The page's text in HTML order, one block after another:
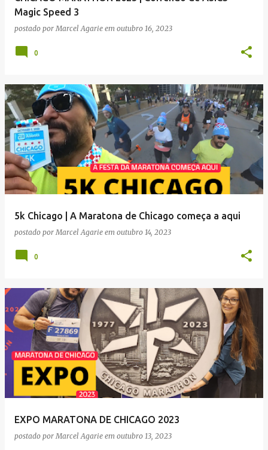
Magic Speed 3
postado porMarcel Agarie em outubro 16, 2023
0
5k Chicago | A Maratona de Chicago começa a aqui
postado porMarcel Agarie em outubro 14, 2023
0
EXPO MARATONA DE CHICAGO 2023
postado porMarcel Agarie em outubro 13, 2023